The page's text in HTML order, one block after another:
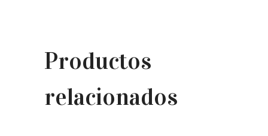
Productos
relacionados